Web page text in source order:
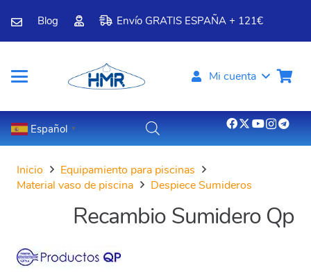
Blog Envío GRATIS ESPAÑA + 121€
Mi cuenta
Español ▼
Inicio
Equipamiento para piscinas
Material vaso de piscina
Despiece Sumideros
Recambio Sumidero Qp